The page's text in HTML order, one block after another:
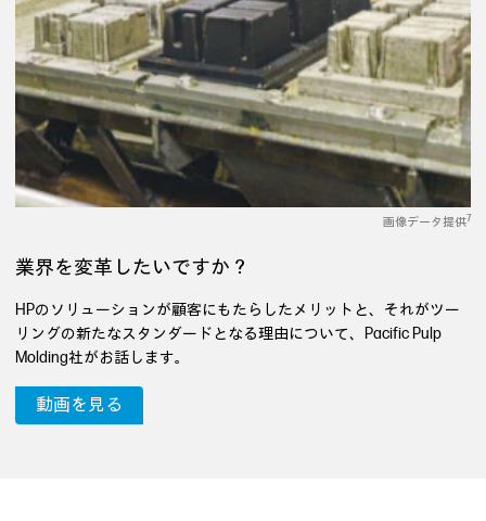
画像データ提供7
業界を変革したいですか？
HPのソリューションが顧客にもたらしたメリットと、それがツー
リングの新たなスタンダードとなる理由について、Pacific Pulp
Molding社がお話します。
動画を見る